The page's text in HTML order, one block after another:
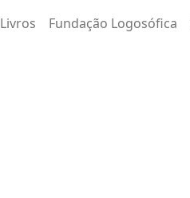
Livros Fundação Logosófica